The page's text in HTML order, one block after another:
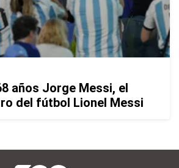
años Jorge Messi, el
del fútbol Lionel Messi